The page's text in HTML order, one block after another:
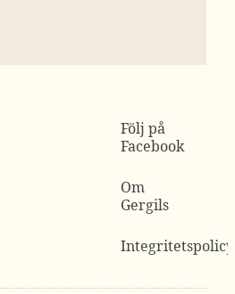
Följ på
Facebook
Om
Gergils
Integritetspolicy